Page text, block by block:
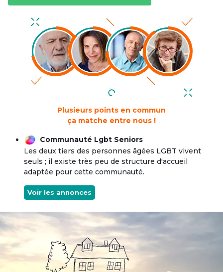
Plusieurs points en commun
ça matche entre nous !
Communauté Lgbt Seniors
Les deux tiers des personnes âgées LGBT vivent
seuls ; il existe très peu de structure d'accueil
adaptée pour cette communauté.
Voir les annonces